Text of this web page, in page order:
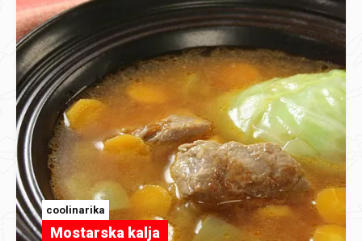
coolinarika
Mostarska kalja